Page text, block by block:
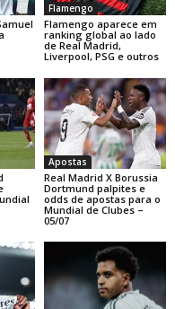
Flamengo
Flamengo aparece em
ranking global ao lado
de Real Madrid,
Liverpool, PSG e outros
Apostas
Real Madrid X Borussia
Dortmund palpites e
odds de apostas para o
Mundial de Clubes –
05/07